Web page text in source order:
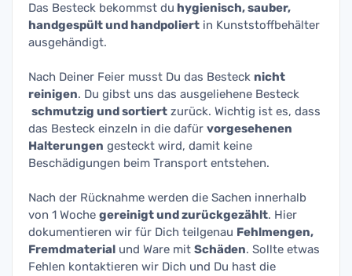
Das Besteck bekommst du hygienisch, sauber,
handgespült und handpoliert in Kunststoffbehälter
ausgehändigt.
Nach Deiner Feier musst Du das Besteck nicht
reinigen. Du gibst uns das ausgeliehene Besteck
schmutzig und sortiert zurück. Wichtig ist es, dass
das Besteck einzeln in die dafür vorgesehenen
Halterungen gesteckt wird, damit keine
Beschädigungen beim Transport entstehen.
Nach der Rücknahme werden die Sachen innerhalb
von 1 Woche gereinigt und zurückgezählt. Hier
dokumentieren wir für Dich teilgenau Fehlmengen,
Fremdmaterial und Ware mit Schäden. Sollte etwas
Fehlen kontaktieren wir Dich und Du hast die